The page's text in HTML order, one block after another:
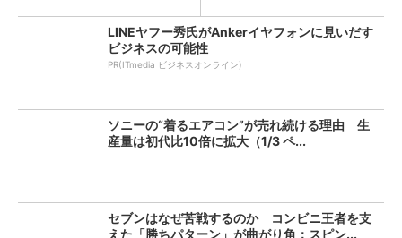
LINEヤフー秀氏がAnkerイヤフォンに見いだす
ビジネスの可能性
PR(ITmedia ビジネスオンライン)
ソニーの“着るエアコン”が売れ続ける理由 生
産量は初代比10倍に拡大（1/3 ペ...
セブンはなぜ苦戦するのか コンビニ王者を支
えた「勝ちパターン」が曲がり角：スピン...